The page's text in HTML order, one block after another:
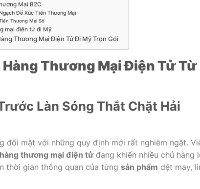
Mại B2C
Để Xúc Tiến Thương Mại
Thương Mại Số
mại điện tử đi Mỹ
Thương Mại Điện Tử Đi Mỹ Trọn Gói
Thương Mại Điện Tử Từ
Làn Sóng Thắt Chặt Hải
đối mặt với những quy định mới rất nghiêm ngặt.
thương mại điện tửđang khiến nhiều chủ hàng
thời gian thông quan của từng sản phẩm dệt may,